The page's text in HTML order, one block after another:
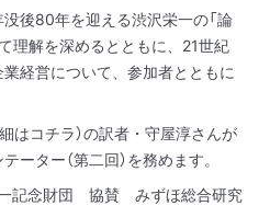
後80年を迎える渋沢栄一の「論
理解を深めるとともに、21世紀
経営について、参加者とともに
細はコチラ）の訳者・守屋淳さんが
ーター（第二回）を務めます。
記念財団 協賛 みずほ総合研究